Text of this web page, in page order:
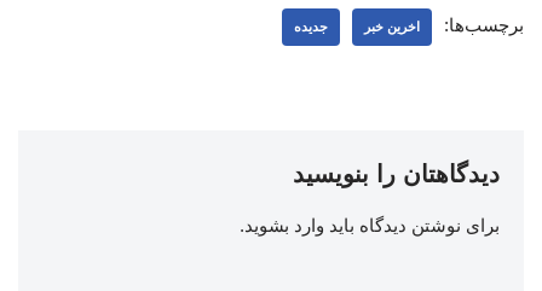
برچسب‌ها: اخرین خبر جدیده
دیدگاهتان را بنویسید
برای نوشتن دیدگاه باید وارد بشوید.